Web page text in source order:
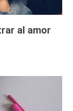
al amor